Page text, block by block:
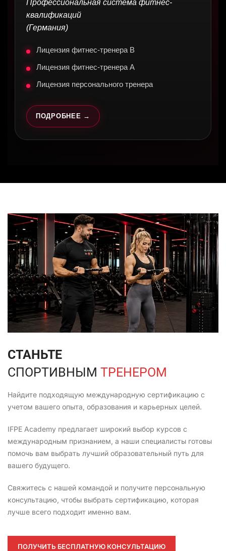
Профессиональная система фитнес-
квалификаций
(Германия)
Лицензия фитнес-тренера B
Лицензия фитнес-тренера A
Лицензия персонального тренера
ПОДРОБНЕЕ →
СТАНЬТЕ
СПОРТИВНЫМ ТРЕНЕРОМ
Найдите подходящую международную сертификацию с
учетом вашего опыта, образования и карьерных целей.
IFPE Academy предлагает широкий выбор курсов с
международным признанием, а наши специалисты готовы
помочь вам выбрать лучший образовательный путь для
вашего будущего.
Свяжитесь с нашей командой и получите персональную
консультацию, чтобы выбрать сертификацию, которая
лучше всего подходит именно вам.
ПОЛУЧИТЬ БЕСПЛАТНУЮ КОНСУЛЬТАЦИЮ